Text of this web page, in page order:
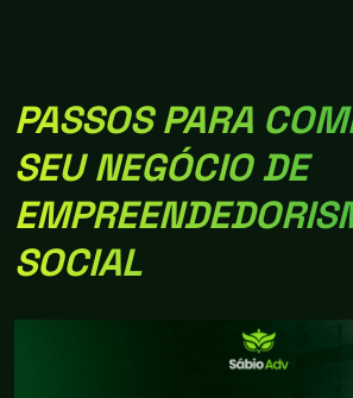
PASSOS PARA
SEU NEGÓCIO DE
SOCIAL